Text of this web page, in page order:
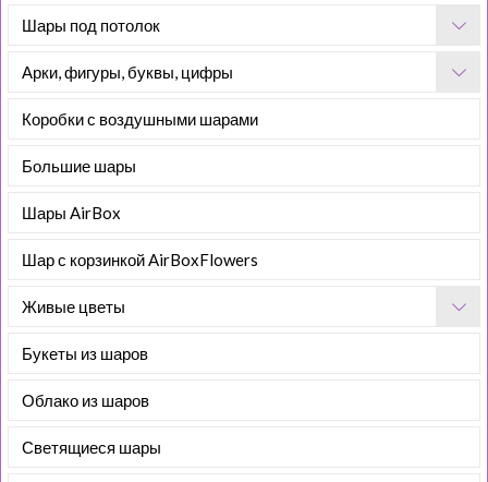
Шары под потолок
Арки, фигуры, буквы, цифры
Коробки с воздушными шарами
Большие шары
Шары AirBox
Шар с корзинкой AirBoxFlowers
Живые цветы
Букеты из шаров
Облако из шаров
Светящиеся шары